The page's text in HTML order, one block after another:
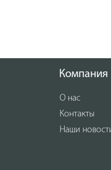
Компания
О нас
Контакты
Наши